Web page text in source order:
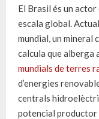
El Brasil és un
escala global.
mundial, un mineral
calcula que alberga
mundials de terres
d’energies
centrals
potencial productor